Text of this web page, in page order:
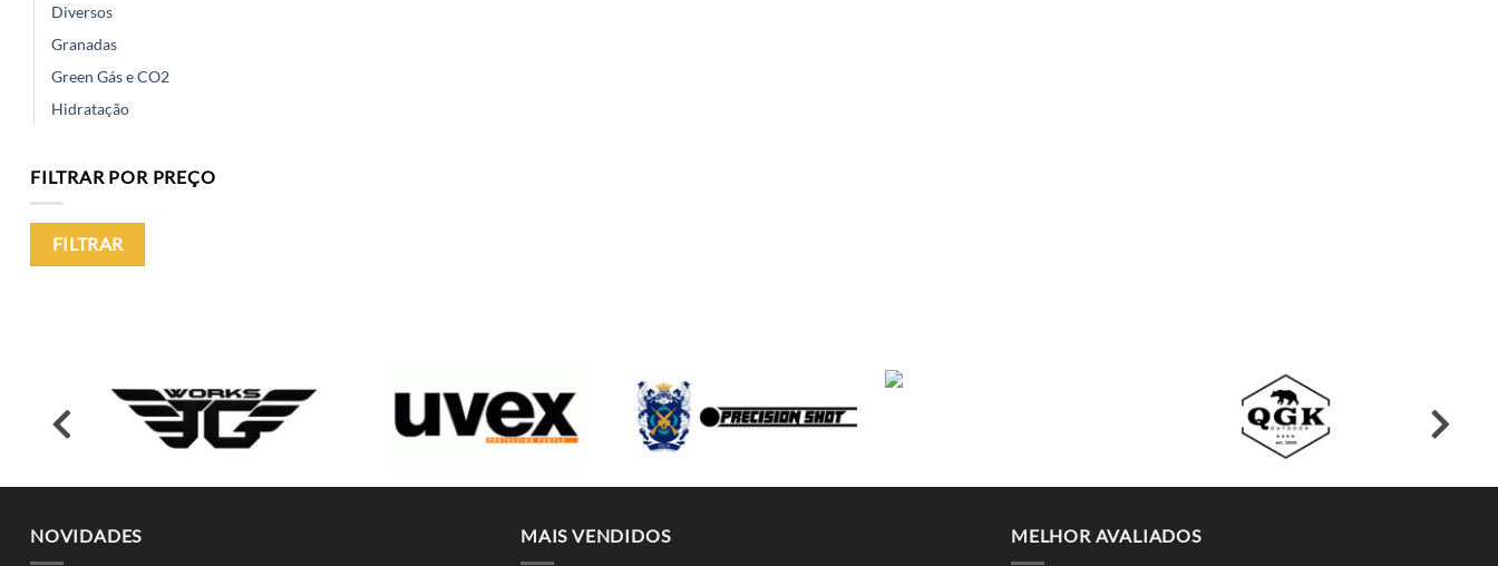
Diversos
Granadas
Green Gás e CO2
Hidratação
FILTRAR POR PREÇO
Preço
PreçoFILTRAR
NOVIDADES MAIS VENDIDOS MELHOR AVALIADOS